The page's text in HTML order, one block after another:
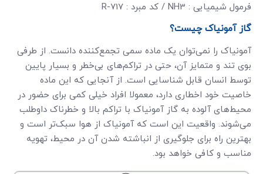
فرمول شیمیایی : NH3 / کد مبرد : R-717
گاز آمونیاک چیست؟
آمونیاک را نمی‌توان یک ماده سمی تجمع‌کننده دانست. از طرفی
بوی تند و متمایز آن، حتی در تراکم‌های بی‌خطر و بسیار پایین
توسط انسان قابل شناسایی است. از آنجایی که این ماده
خاصیت خود اخطاری دارد، معمولا افراد خیلی کمی برای حضور در
محیط‌های آلوده به گاز آمونیاک با تراکم بالا و خطرناک داوطلب
می‌شوند. واقعیت این است که آمونیاک از هوا سبک‌تر است و
بهترین راه برای جلوگیری از انباشته شدن آن در محیط، تهویه
مناسب و کافی خواهد بود.